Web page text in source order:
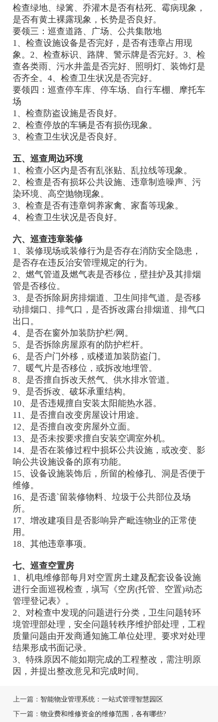
检查绿地、绿篱、乔灌木是否有枯死、霉病现象，
是否有黄土裸露现象，长势是否良好。
要领三：巡查道路、广场、公共集散地
1、检查设施设备是否完好，是否有违章占用现
象。2、检查标识、路牌、警示牌是否完好。3、检
查各类雨、污水井盖是否完好、照明灯、装饰灯是
否齐全。4、检查卫生状况是否完好。
要领四：巡查停车库、停车场、自行车棚、摩托车
场
1、检查防盗设施是否良好。
2、检查停放的车辆是否有损伤现象。
3、检查卫生状况是否良好。
五、巡查周边环境
1、检查小区内是否有乱张贴、乱拉线等现象。
2、检查是否有损坏公共设施、违章制造噪声、污
染环境、高空抛物现象。
3、检查是否有违章饲养家禽、家畜等现象。
4、检查卫生状况是否良好。
六、巡查违章装修
1、装修现场或装修行为是否存在消防安全隐患，
是否存在违反治安管理规定的行为。
2、燃气管道及燃气表是否移位，壁挂炉及其排烟
管是否移位。
3、是否拆除厨房排烟道、卫生间排气道。是否移
动排烟口、排气口，是否拆改露台排烟道、排气口
出口。
4、是否在窗外加装防护栏/网。
5、是否拆除房屋原有的防护栏杆。
6、是否户门外移，或楼道加装防盗门。
7、暖气片是否移位，或拆改地埋管。
8、是否擅自拆改天然气、供水排水管道。
9、是否拆改、破坏承重结构。
10、是否违规擅自安装太阳能热水器。
11、是否擅自改变房屋设计用途。
12、是否擅自改变房屋外立面。
13、是否未按要求擅自安装空调室外机。
14、是否在装修过程中损坏公共设施，或改变、影
响公共设施设备的原有功能。
15、设备设施装饰后，所留的检修孔、洞是否便于
维修。
16、是否遗`留装修物料、垃圾于公共部位及场
所。
17、增改建项目是否影响异产毗连物业的正常使
用。
18、其他违章事项。
七、巡查空置房
1、机电维修部每月对空置房土建及配套设备设施
进行全面巡视检查，塡写《空房(托管、空置)动态
管理登记表》。
2、对检查中发现的问题进行分类，卫生问题转环
境管理部处理，安全问题转秩序维护部处理，工程
质量问题由开发商通知施工单位处理。要求对处理
结果形成书面记录。
3、特殊原因不能如期完成的工程整改，需注明原
因，并提出整改意见和完成时间。
上一篇： 智能物业管理系统：一站式管理智慧园区
下一篇： 物业费和维修资金的维修范围，各有哪些?